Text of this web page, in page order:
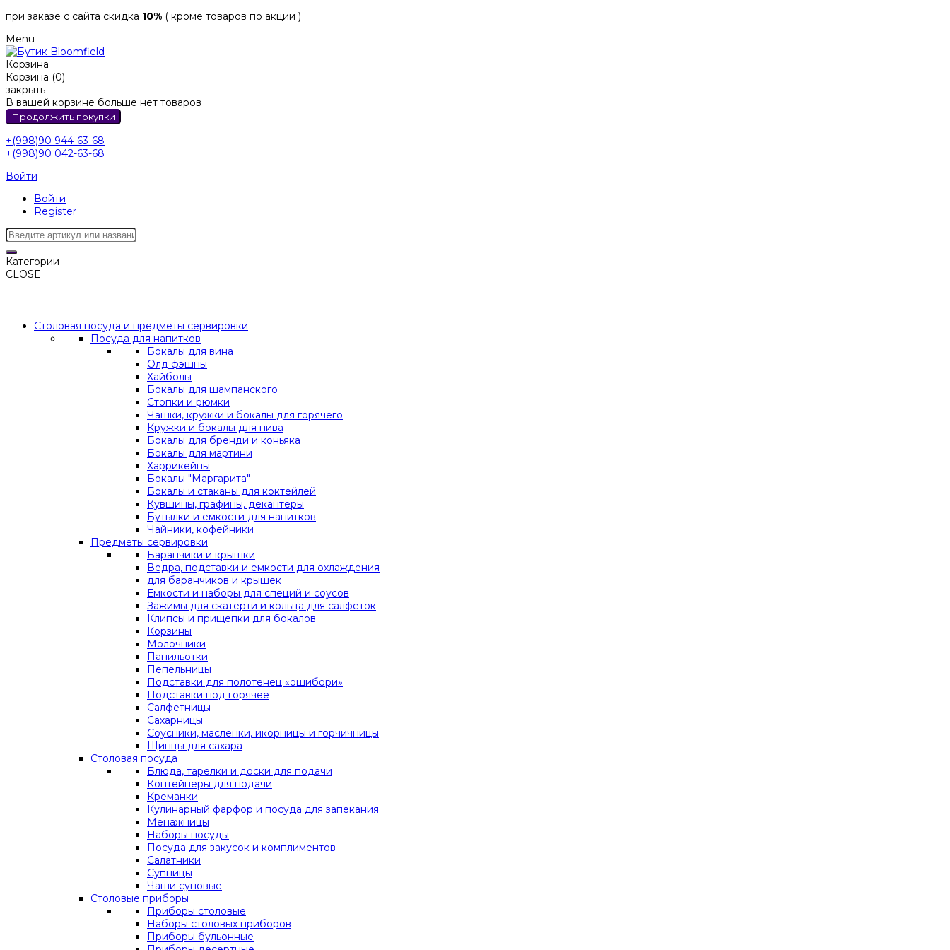
при заказе с сайта скидка 10% ( кроме товаров по акции )
Menu
Корзина
Корзина (0)
закрыть
В вашей корзине больше нет товаров
Продолжить покупки
+(998)90 944-63-68
+(998)90 042-63-68
Войти
Войти
Register
Категории
CLOSE
Столовая посуда и предметы сервировки
Посуда для напитков
Бокалы для вина
Олд фэшны
Хайболы
Бокалы для шампанского
Стопки и рюмки
Чашки, кружки и бокалы для горячего
Кружки и бокалы для пива
Бокалы для бренди и коньяка
Бокалы для мартини
Харрикейны
Бокалы "Маргарита"
Бокалы и стаканы для коктейлей
Кувшины, графины, декантеры
Бутылки и емкости для напитков
Чайники, кофейники
Предметы сервировки
Баранчики и крышки
Ведра, подставки и емкости для охлаждения
для баранчиков и крышек
Емкости и наборы для специй и соусов
Зажимы для скатерти и кольца для салфеток
Клипсы и прищепки для бокалов
Корзины
Молочники
Папильотки
Пепельницы
Подставки для полотенец «ошибори»
Подставки под горячее
Салфетницы
Сахарницы
Соусники, масленки, икорницы и горчичницы
Щипцы для сахара
Столовая посуда
Блюда, тарелки и доски для подачи
Контейнеры для подачи
Креманки
Кулинарный фарфор и посуда для запекания
Менажницы
Наборы посуды
Посуда для закусок и комплиментов
Салатники
Супницы
Чаши суповые
Столовые приборы
Приборы столовые
Наборы столовых приборов
Приборы бульонные